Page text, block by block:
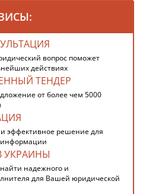
вопрос поможет
действиях
ТЕНДЕР
от более чем 5000
эффективное решение для
информации
УКРАИНЫ
надежного и
для Вашей юридической